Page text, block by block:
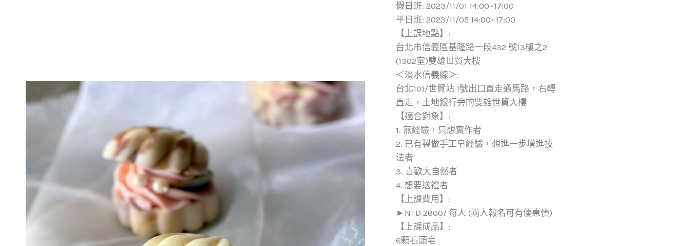
假日班: 2023/11/01 14:00~17:00
平日班: 2023/11/05 14:00~17:00
【上課地點】:
台北市信義區基隆路一段432 號13樓之2
(1302室)雙雄世貿大樓
＜淡水信義線＞:
台北101/世貿站 1號出口直走過馬路，右轉
直走，土地銀行旁的雙雄世貿大樓
【適合對象】:
1. 無經驗，只想實作者
2. 已有製做手工皂經驗，想進一步增進技
法者
3. 喜歡大自然者
4. 想要送禮者
【上課費用】:
►NTD 2800/ 每人 (兩人報名可有優惠價)
【上課成品】:
6顆石頭皂